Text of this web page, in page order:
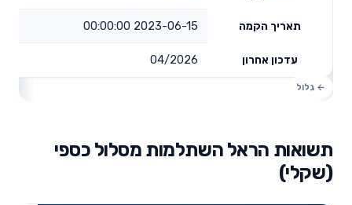
תאריך הקמה 2023-06-15 00:00:00
עדכון אחרון 04/2026
תשואות הראל השתלמות מסלול כספי
(שקלי)